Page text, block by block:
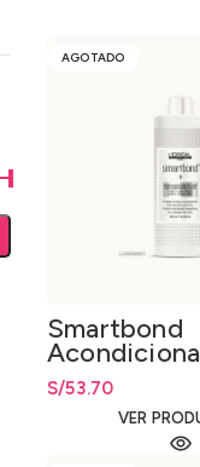
AGOTADO
Smartbond
250ml.
S/53.70
VER